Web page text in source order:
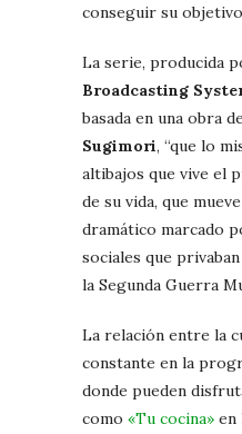
conseguir su
La serie, producida
Broadcasting
basada en una obra
Sugimori, “que lo
altibajos que vive el
de su vida, que
dramático marcado
sociales que
la Segunda Guerra
La relación entre la
constante en la
donde pueden
como «Tu cocina» en